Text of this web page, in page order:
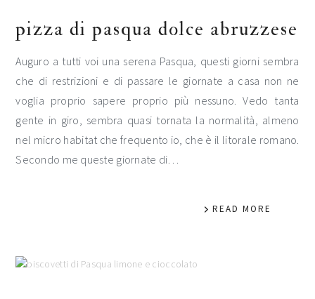
pizza di pasqua dolce abruzzese
Auguro a tutti voi una serena Pasqua, questi giorni sembra
che di restrizioni e di passare le giornate a casa non ne
voglia proprio sapere proprio più nessuno. Vedo tanta
gente in giro, sembra quasi tornata la normalità, almeno
nel micro habitat che frequento io, che è il litorale romano.
Secondo me queste giornate di…
READ MORE